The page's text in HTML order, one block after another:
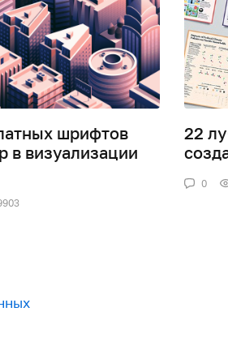
шрифтов
в визуализации
22
0